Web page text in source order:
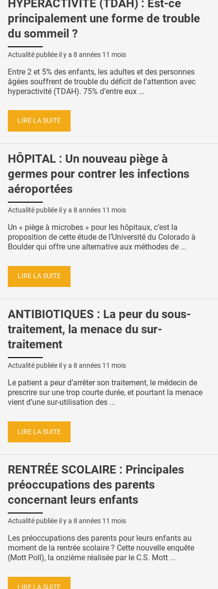
HYPERACTIVITÉ (TDAH) : Est-ce
principalement une forme de trouble
du sommeil ?
Actualité publiée il y a 8 années 11 mois
Entre 2 et 5% des enfants, les adultes et des personnes
âgées souffrent de trouble du déficit de l'attention avec
hyperactivité (TDAH). 75% d’entre eux ...
LIRE LA SUITE
HÔPITAL : Un nouveau piège à
germes pour contrer les infections
aéroportées
Actualité publiée il y a 8 années 11 mois
Un « piège à microbes » pour les hôpitaux, c’est la
proposition de cette étude de l’Université du Colorado à
Boulder qui offre une alternative aux méthodes de ...
LIRE LA SUITE
ANTIBIOTIQUES : La peur du sous-
traitement, la menace du sur-
traitement
Actualité publiée il y a 8 années 11 mois
Le patient a peur d’arrêter son traitement, le médecin de
prescrire sur une trop courte durée, et pourtant la menace
vient d’une sur-utilisation des ...
LIRE LA SUITE
RENTRÉE SCOLAIRE : Principales
préoccupations des parents
concernant leurs enfants
Actualité publiée il y a 8 années 11 mois
Les préoccupations des parents pour leurs enfants au
moment de la rentrée scolaire ? Cette nouvelle enquête
(Mott Poll), la onzième réalisée par le C.S. Mott ...
LIRE LA SUITE